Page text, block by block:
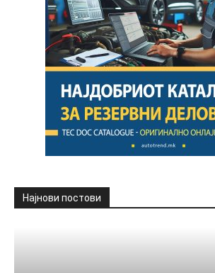
Најнови постови